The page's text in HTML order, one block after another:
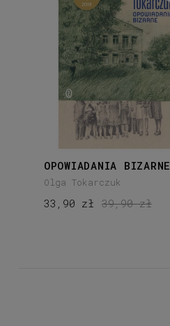
OPOWIADANIA BIZARNE
Olga Tokarczuk
33,90 zł 39,90 zł